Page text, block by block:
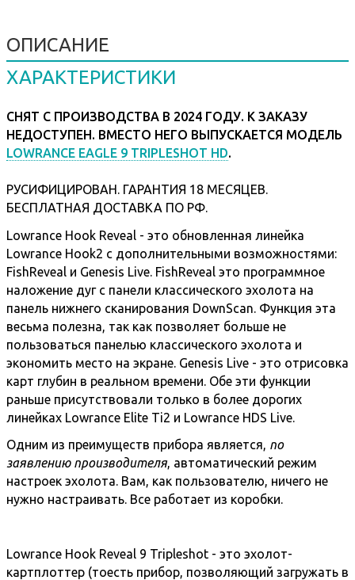
ОПИСАНИЕ
ХАРАКТЕРИСТИКИ
СНЯТ С ПРОИЗВОДСТВА В 2024 ГОДУ. К ЗАКАЗУ
НЕДОСТУПЕН. ВМЕСТО НЕГО ВЫПУСКАЕТСЯ МОДЕЛЬ
LOWRANCE EAGLE 9 TRIPLESHOT HD.
РУСИФИЦИРОВАН. ГАРАНТИЯ 18 МЕСЯЦЕВ.
БЕСПЛАТНАЯ ДОСТАВКА ПО РФ.
Lowrance Hook Reveal - это обновленная линейка
Lowrance Hook2 с дополнительными возможностями:
FishReveal и Genesis Live. FishReveal это программное
наложение дуг с панели классического эхолота на
панель нижнего сканирования DownScan. Функция эта
весьма полезна, так как позволяет больше не
пользоваться панелью классического эхолота и
экономить меcто на экране. Genesis Live - это отрисовка
карт глубин в реальном времени. Обе эти функции
раньше присутствовали только в более дорогих
линейках Lowrance Elite Ti2 и Lowrance HDS Live.
Одним из преимуществ прибора является, по
заявлению производителя, автоматический режим
настроек эхолота. Вам, как пользователю, ничего не
нужно настраивать. Все работает из коробки.
Lowrance Hook Reveal 9 Tripleshot - это эхолот-
картплоттер (тоесть прибор, позволяющий загружать в